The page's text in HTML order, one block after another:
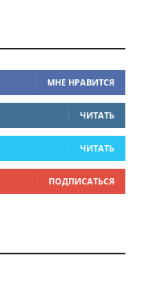
МНЕ НРАВИТСЯ
ЧИТАТЬ
ЧИТАТЬ
ПОДПИСАТЬСЯ